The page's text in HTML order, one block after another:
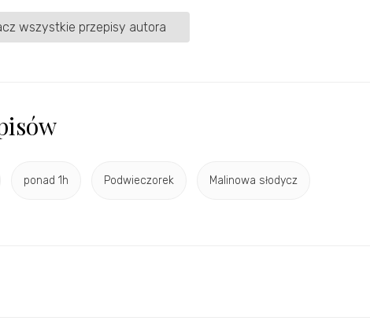
wszystkie przepisy autora
ponad 1h Podwieczorek Malinowa słodycz